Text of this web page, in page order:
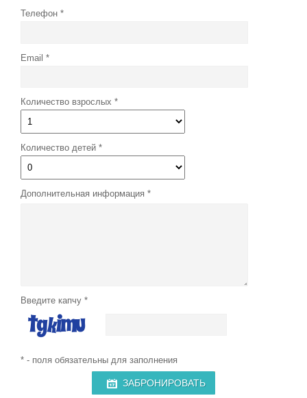
Телефон
Email
Количество взрослых
Количество детей
Дополнительная информация
Введите капчу
* - поля обязательны для заполнения
ЗАБРОНИРОВАТЬ